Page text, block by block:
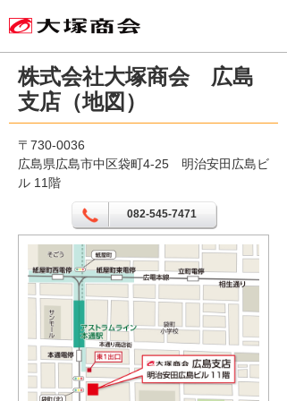
株式会社大塚商会 広島
支店（地図）
〒730-0036
広島県広島市中区袋町4-25 明治安田広島ビ
ル 11階
082-545-7471